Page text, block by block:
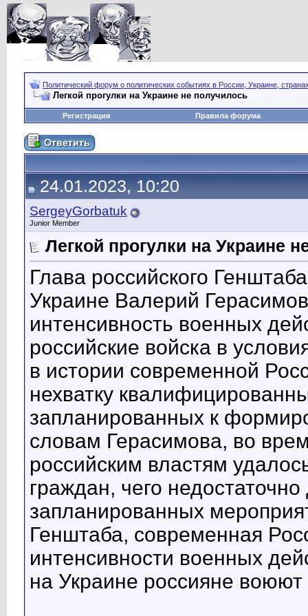
Политический форум о политических событиях в России, Украине,
Легкой прогулки на Украине не получилось
Регистрация Правила форума
24.01.2023, 10:20
SergeyGorbatuk
Junior Member
Легкой прогулки на Украине
Глава российского
Украине Валерий
интенсивность военных
российские войска в
в истории современной
нехватку
запланированных к
словам Герасимова, во
российским властям
граждан, чего
запланированных
Генштаба, современная
интенсивности военных
на Украине россияне